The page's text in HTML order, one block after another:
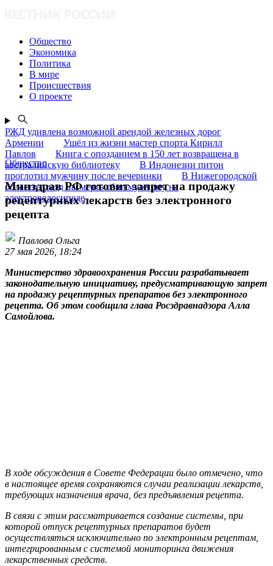
Общество
Экономика
Политика
В мире
Происшествия
О проекте
РЖД удивлена возможной арендой железных дорог
Армении
Ушёл из жизни мастер спорта Кирилл
Павлов
Книга с опозданием в 150 лет возвращена в
австралийскую библиотеку
В Индонезии питон
проглотил мужчину после вечеринки
В Нижегородской
области поезд насмерть сбил мужчину на
электровелосипеде
Общество
Минздрав РФ готовит запрет на продажу
рецептурных лекарств без электронного
рецепта
Павлова Ольга
27 мая 2026, 18:24
Министерство здравоохранения России разрабатывает
законодательную инициативу, предусматривающую запрет
на продажу рецептурных препаратов без электронного
рецепта. Об этом сообщила глава Росздравнадзора Алла
Самойлова.
В ходе обсуждения в Совете Федерации было отмечено, что
в настоящее время сохраняются случаи реализации лекарств,
требующих назначения врача, без предъявления рецепта.
В связи с этим рассматривается создание системы, при
которой отпуск рецептурных препаратов будет
осуществляться исключительно по электронным рецептам,
интегрированным с системой мониторинга движения
лекарственных средств.